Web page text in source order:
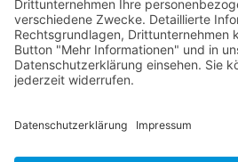
Goethestr. 27
73614 Schorndorf
Telefon. 07181 4769906
E-Mail:fromm@der-